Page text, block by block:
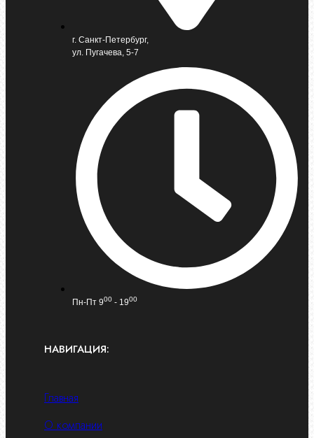
г. Санкт-Петербург,
ул. Пугачева, 5-7
Пн-Пт 900 - 1900
НАВИГАЦИЯ:
Главная
О компании